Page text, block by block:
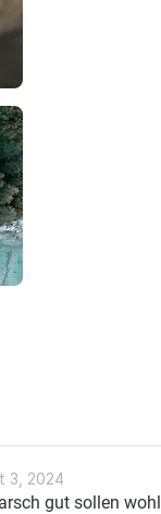
3, 2024
gut sollen wohl